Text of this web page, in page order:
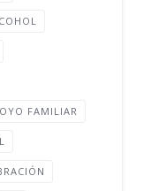
FAMILIAR